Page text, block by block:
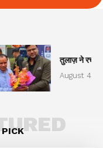
तुलाज़ ने रचा
August 4,